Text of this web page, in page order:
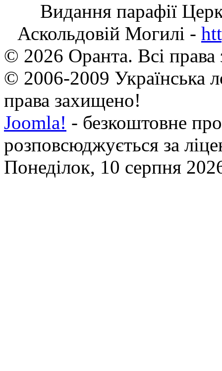
Видання парафії
Аскольдовій Могилі -
© 2026 Оранта. Всі
© 2006-2009 Українська
права захищено!
Joomla! - безкоштовне
розповсюджується за
Понеділок, 10 серпня